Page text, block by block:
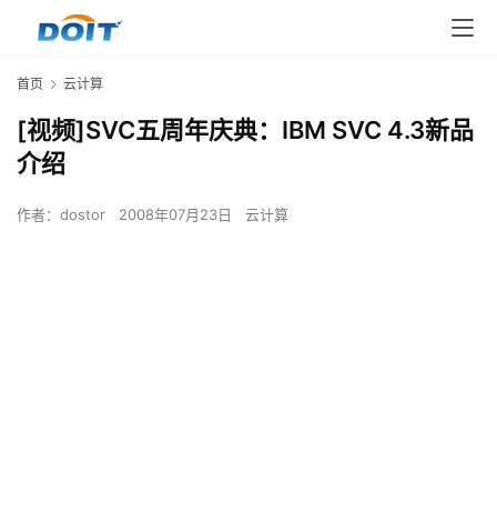
首页 云计算
[视频]SVC五周年庆典：IBM SVC 4.3新品
介绍
作者： dostor 2008年07月23日 云计算